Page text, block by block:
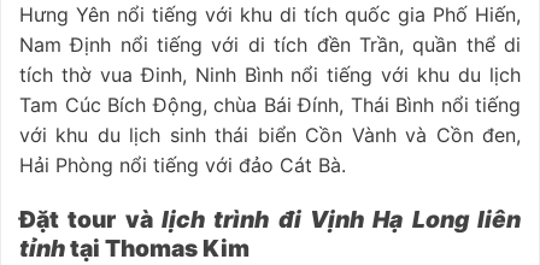
Hưng Yên nổi tiếng với khu di tích quốc gia Phố Hiến,
Nam Định nổi tiếng với di tích đền Trần, quần thể di
tích thờ vua Đinh, Ninh Bình nổi tiếng với khu du lịch
Tam Cúc Bích Động, chùa Bái Đính, Thái Bình nổi tiếng
với khu du lịch sinh thái biển Cồn Vành và Cồn đen,
Hải Phòng nổi tiếng với đảo Cát Bà.
Đặt tour và lịch trình đi Vịnh Hạ Long liên
tỉnhtại Thomas Kim